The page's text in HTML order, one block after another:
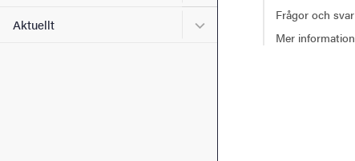
Aktuellt Undermeny för Aktuellt
Frågor och svar
Mer information